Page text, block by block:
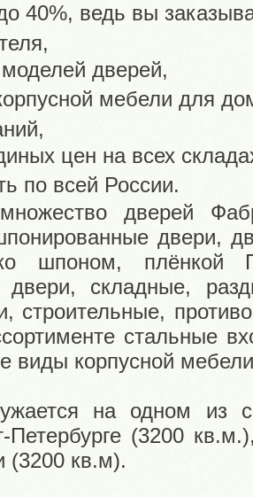
40%, ведь вы
дверей,
мебели для
цен на всех
по всей России.
дверей
двери,
шпоном, плёнкой
двери, складные,
строительные,
стальные
виды корпусной
на одном из
Петербурге (3200
(3200 кв.м).